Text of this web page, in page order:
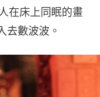
在床上同眠的畫
去數波波。